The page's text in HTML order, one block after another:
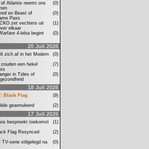
Atlantis neemt ons
(0)
en Beast of
Pass
(0)
zet vechters uit
elkaar
(1)
4-bèta begint
(0)
20 Juli 2026
zich af in het Modern
(0)
een hekel
(7)
in Tides of
(0)
18 Juli 2026
Black Flag
(9)
geannuleerd
(2)
17 Juli 2026
bespreekt toekomst
(1)
Flag Resynced
(2)
TV-serie stilgelegd na
(0)